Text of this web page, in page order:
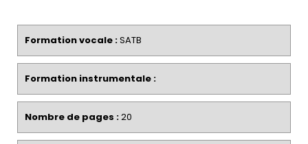
Formation vocale :SATB
Formation instrumentale :
Nombre de pages :20